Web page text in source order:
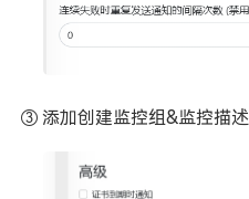
③ 添加创建监控组&监控描述